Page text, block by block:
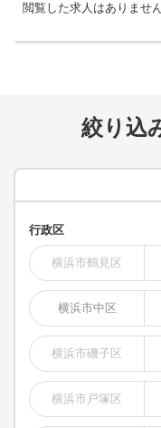
閲覧した求人はありません
絞り込
行政区
横浜市鶴見区
横浜市中区
横浜市磯子区
横浜市戸塚区